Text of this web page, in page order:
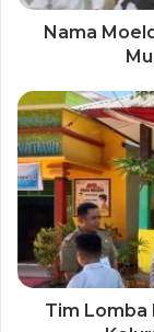
Nama
Tim Lomba